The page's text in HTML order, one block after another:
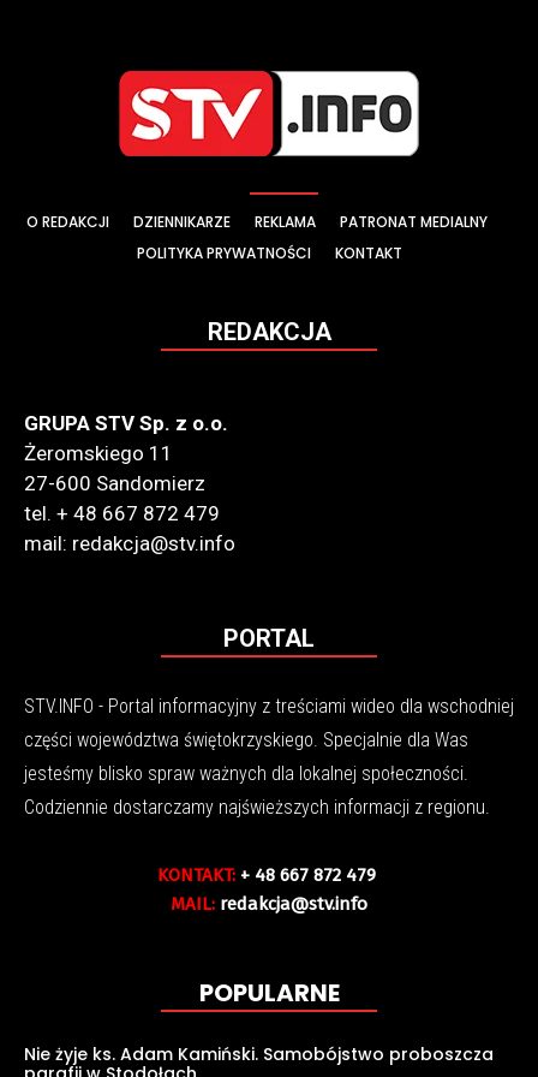
O REDAKCJI DZIENNIKARZE REKLAMA
PATRONAT MEDIALNY
POLITYKA PRYWATNOŚCI
KONTAKT
REDAKCJA
GRUPA STV Sp. z o.o.
Żeromskiego 11
27-600 Sandomierz
tel. + 48 667 872 479
mail: redakcja@stv.info
PORTAL
STV.INFO - Portal informacyjny z treściami wideo dla wschodniej
części województwa świętokrzyskiego. Specjalnie dla Was
jesteśmy blisko spraw ważnych dla lokalnej społeczności.
Codziennie dostarczamy najświeższych informacji z regionu.
KONTAKT: + 48 667 872 479
MAIL: redakcja@stv.info
POPULARNE
Nie żyje ks. Adam Kamiński. Samobójstwo proboszcza